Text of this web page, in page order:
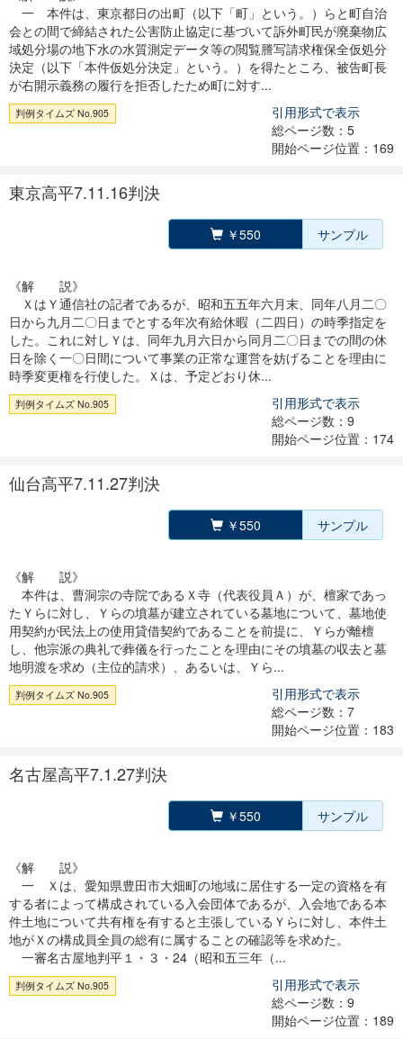
一 本件は、東京都日の出町（以下「町」という。）らと町自治
会との間で締結された公害防止協定に基づいて訴外町民が廃棄物広
域処分場の地下水の水質測定データ等の閲覧謄写請求権保全仮処分
決定（以下「本件仮処分決定」という。）を得たところ、被告町長
が右開示義務の履行を拒否したため町に対す...
判例タイムズ No.905
引用形式で表示
総ページ数：5
開始ページ位置：169
東京高平7.11.16判決
￥550 サンプル
《解 説》
ＸはＹ通信社の記者であるが、昭和五五年六月末、同年八月二〇
日から九月二〇日までとする年次有給休暇（二四日）の時季指定を
した。これに対しＹは、同年九月六日から同月二〇日までの間の休
日を除く一〇日間について事業の正常な運営を妨げることを理由に
時季変更権を行使した。Ｘは、予定どおり休...
判例タイムズ No.905
引用形式で表示
総ページ数：9
開始ページ位置：174
仙台高平7.11.27判決
￥550 サンプル
《解 説》
本件は、曹洞宗の寺院であるＸ寺（代表役員Ａ）が、檀家であっ
たＹらに対し、Ｙらの墳墓が建立されている墓地について、墓地使
用契約が民法上の使用貸借契約であることを前提に、Ｙらが離檀
し、他宗派の典礼で葬儀を行ったことを理由にその墳墓の収去と墓
地明渡を求め（主位的請求）、あるいは、Ｙら...
判例タイムズ No.905
引用形式で表示
総ページ数：7
開始ページ位置：183
名古屋高平7.1.27判決
￥550 サンプル
《解 説》
一 Ｘは、愛知県豊田市大畑町の地域に居住する一定の資格を有
する者によって構成されている入会団体であるが、入会地である本
件土地について共有権を有すると主張しているＹらに対し、本件土
地がＸの構成員全員の総有に属することの確認等を求めた。
一審名古屋地判平１・３・24（昭和五三年（...
判例タイムズ No.905
引用形式で表示
総ページ数：9
開始ページ位置：189